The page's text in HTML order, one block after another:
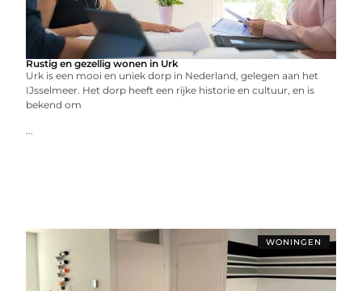
Rustig en gezellig wonen in Urk
Urk is een mooi en uniek dorp in Nederland, gelegen aan het
IJsselmeer. Het dorp heeft een rijke historie en cultuur, en is
bekend om
...
WONINGEN